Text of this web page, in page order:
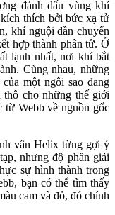
đánh dấu vùng khí
thích bởi bức xạ tử
khí nguội dần chuyển
hợp thành phân tử. Ở
lạnh nhất, nơi khí bắt
Cùng nhau, những
một ngôi sao đang
thô cho những thế giới
từ Webb về nguồn gốc
vân Helix từng gợi ý
nhưng độ phân giải
sự hình thành trong
bạn có thể tìm thấy
cam và đỏ, đó chính